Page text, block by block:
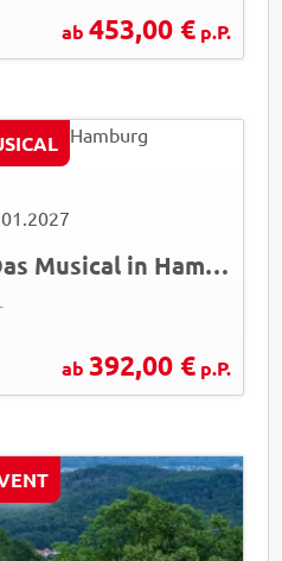
ab 453,00 €p.P.
Moulin Rouge! - Das Musical in Hamburg
ab 392,00 €p.P.